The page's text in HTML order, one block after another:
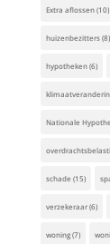
Extra aflossen(10)
huizenbezitters(8)
hypotheken(6)
Nationale
schade (15)
verzekeraar(6)
woning(7)